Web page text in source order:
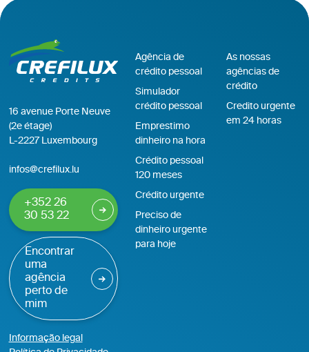
16 avenue Porte Neuve
(2e étage)
L-2227 Luxembourg
infos@crefilux.lu
+352 26
30 53 22
Encontrar
uma
agência
perto de
mim
Informação legal
Agência de
crédito pessoal
Simulador
crédito pessoal
Emprestimo
dinheiro na hora
Crédito pessoal
120 meses
Crédito urgente
Preciso de
dinheiro urgente
para hoje
As nossas
agências de
crédito
Credito urgente
em 24 horas